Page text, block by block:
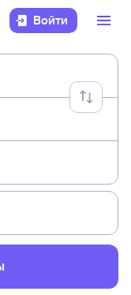
Войти